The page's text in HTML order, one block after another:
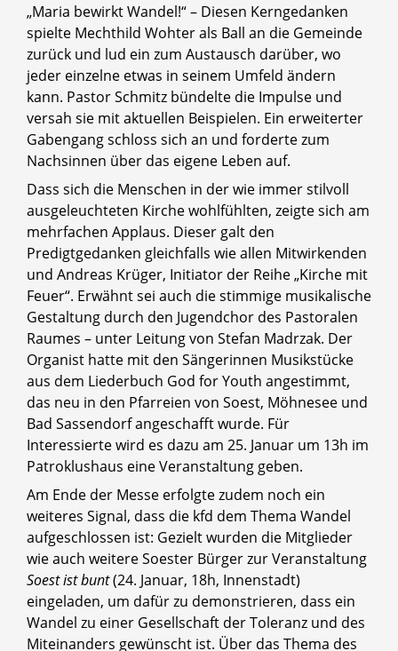
„Maria bewirkt Wandel!“ – Diesen Kerngedanken
spielte Mechthild Wohter als Ball an die Gemeinde
zurück und lud ein zum Austausch darüber, wo
jeder einzelne etwas in seinem Umfeld ändern
kann. Pastor Schmitz bündelte die Impulse und
versah sie mit aktuellen Beispielen. Ein erweiterter
Gabengang schloss sich an und forderte zum
Nachsinnen über das eigene Leben auf.
Dass sich die Menschen in der wie immer stilvoll
ausgeleuchteten Kirche wohlfühlten, zeigte sich am
mehrfachen Applaus. Dieser galt den
Predigtgedanken gleichfalls wie allen Mitwirkenden
und Andreas Krüger, Initiator der Reihe „Kirche mit
Feuer“. Erwähnt sei auch die stimmige musikalische
Gestaltung durch den Jugendchor des Pastoralen
Raumes – unter Leitung von Stefan Madrzak. Der
Organist hatte mit den Sängerinnen Musikstücke
aus dem Liederbuch God for Youth angestimmt,
das neu in den Pfarreien von Soest, Möhnesee und
Bad Sassendorf angeschafft wurde. Für
Interessierte wird es dazu am 25. Januar um 13h im
Patroklushaus eine Veranstaltung geben.
Am Ende der Messe erfolgte zudem noch ein
weiteres Signal, dass die kfd dem Thema Wandel
aufgeschlossen ist: Gezielt wurden die Mitglieder
wie auch weitere Soester Bürger zur Veranstaltung
Soest ist bunt(24. Januar, 18h, Innenstadt)
eingeladen, um dafür zu demonstrieren, dass ein
Wandel zu einer Gesellschaft der Toleranz und des
Miteinanders gewünscht ist. Über das Thema des